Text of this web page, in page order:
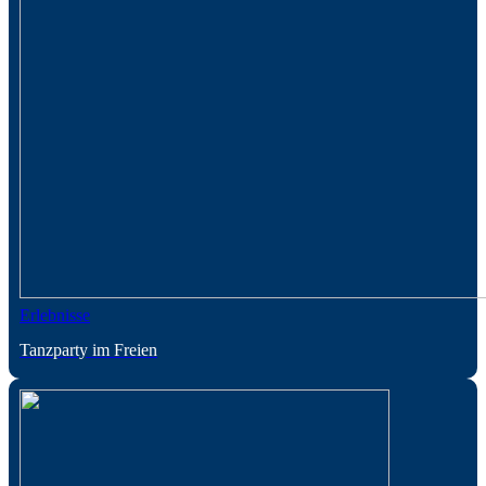
Erlebnisse
Tanzparty im Freien